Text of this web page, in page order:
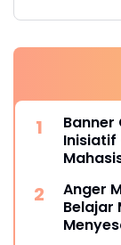
Banner
Inisiatif
Anger
Belajar